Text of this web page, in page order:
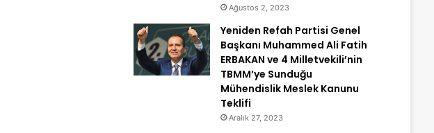
Ağustos 2, 2023
Yeniden Refah Partisi Genel
Başkanı Muhammed Ali Fatih
ERBAKAN ve 4 Milletvekili’nin
TBMM’ye Sunduğu
Mühendislik Meslek Kanunu
Teklifi
Aralık 27, 2023